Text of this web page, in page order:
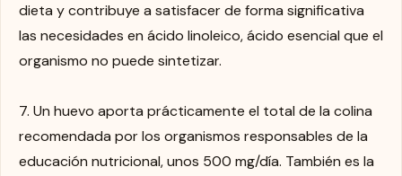
dieta y contribuye a satisfacer de forma significativa
las necesidades en ácido linoleico, ácido esencial que el
organismo no puede sintetizar.
7. Un huevo aporta prácticamente el total de la colina
recomendada por los organismos responsables de la
educación nutricional, unos 500 mg/día. También es la